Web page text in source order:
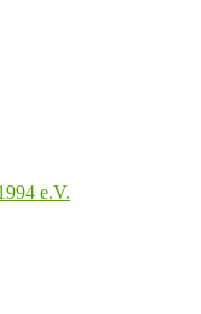
e.V.